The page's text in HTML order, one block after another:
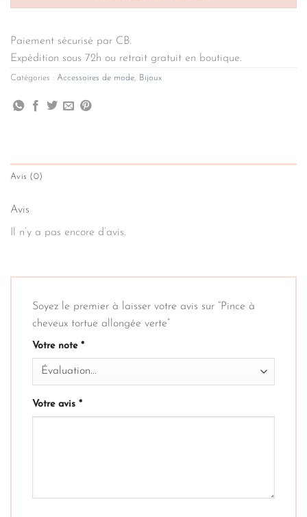
Paiement sécurisé par CB.
Expédition sous 72h ou retrait gratuit en boutique.
Catégories : Accessoires de mode, Bijoux
Avis (0)
Avis
Il n’y a pas encore d’avis.
Soyez le premier à laisser votre avis sur “Pince à
cheveux tortue allongée verte”
Votre note *
Votre avis *